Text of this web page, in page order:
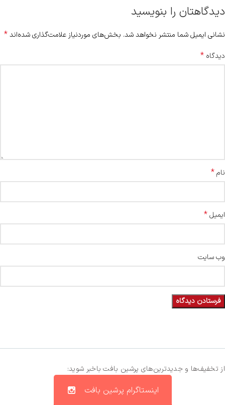
دیدگاهتان را بنویسید
نشانی ایمیل شما منتشر نخواهد شد. بخش‌های موردنیاز علامت‌گذاری شده‌اند*
دیدگاه *
نام*
ایمیل*
وب‌ سایت
از تخفیف‌ها و جدیدترین‌های پرشین بافت باخبر شوید:
اینستاگرام پرشین بافت